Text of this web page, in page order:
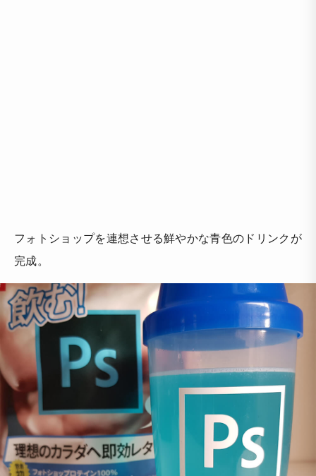
フォトショップを連想させる鮮やかな青色のドリンクが
完成。